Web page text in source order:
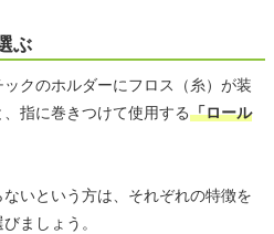
ぶ
クのホルダーにフロス（糸）が装
、指に巻きつけて使用する「ロール
いという方は、それぞれの特徴を
ましょう。